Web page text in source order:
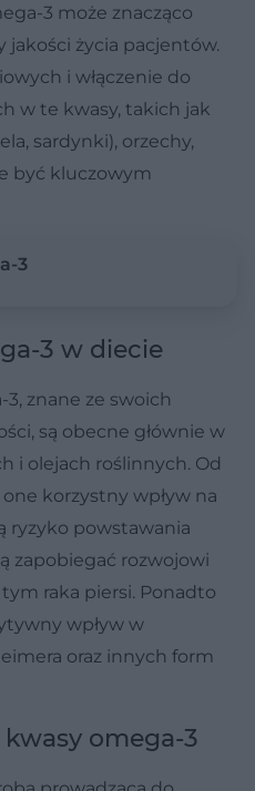
3 może znacząco
jakości życia pacjentów.
i włączenie do
w te kwasy, takich jak
sardynki), orzechy,
być kluczowym
3
3 w diecie
3, znane ze swoich
są obecne głównie w
i olejach roślinnych. Od
korzystny wpływ na
ryzyko powstawania
zapobiegać rozwojowi
raka piersi. Ponadto
wpływ w
oraz innych form
kwasy omega-3